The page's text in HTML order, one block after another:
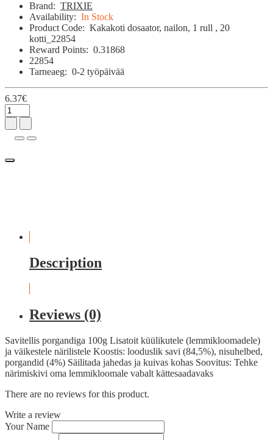
Brand: TRIXIE
Availability: In Stock
Product Code: Kakakoti dosaator, nailon, 1 rull , 20
kotti_22854
Reward Points: 0.31868
22854
Tarneaeg: 0-2 työpäivää
6.37€
Description
Reviews (0)
Savitellis porgandiga 100g Lisatoit küülikutele (lemmikloomadele)
ja väikestele närilistele Koostis: looduslik savi (84,5%), nisuhelbed,
porgandid (4%) Säilitada jahedas ja kuivas kohas Soovitus: Tehke
närimiskivi oma lemmikloomale vabalt kättesaadavaks
There are no reviews for this product.
Write a review
Your Name